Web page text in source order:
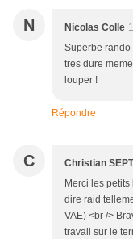
N Nicolas Colle
Superbe rando
tres dure
louper !
Répondre
C Christian
Merci les
dire raid
VAE) <br />
travail sur le